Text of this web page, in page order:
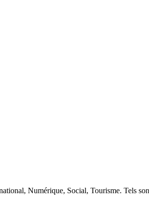
Numérique, Social, Tourisme. Tels